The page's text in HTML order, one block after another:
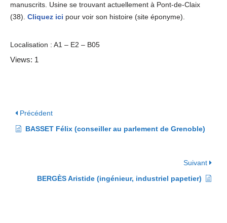
manuscrits. Usine se trouvant actuellement à Pont-de-Claix
(38). Cliquez ici pour voir son histoire (site éponyme).
Localisation : A1 – E2 – B05
Views: 1
Précédent
BASSET Félix (conseiller au parlement de Grenoble)
Suivant
BERGÈS Aristide (ingénieur, industriel papetier)